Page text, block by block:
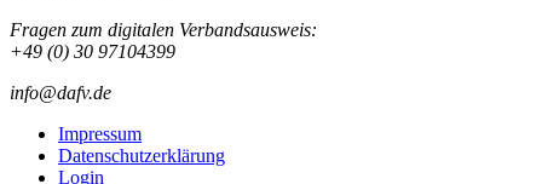
Fragen zum digitalen Verbandsausweis:
+49 (0) 30 97104399
info@dafv.de
Impressum
Datenschutzerklärung
Login